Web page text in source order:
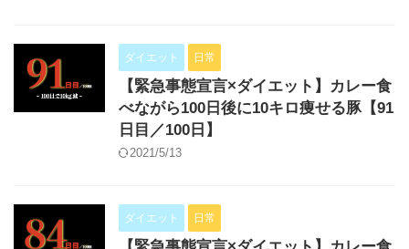
ダイエット 日常
【緊急事態宣言×ダイエット】カレー食
べながら100日後に10キロ痩せる豚【91
日目／100日】
2021/5/13
ダイエット 日常